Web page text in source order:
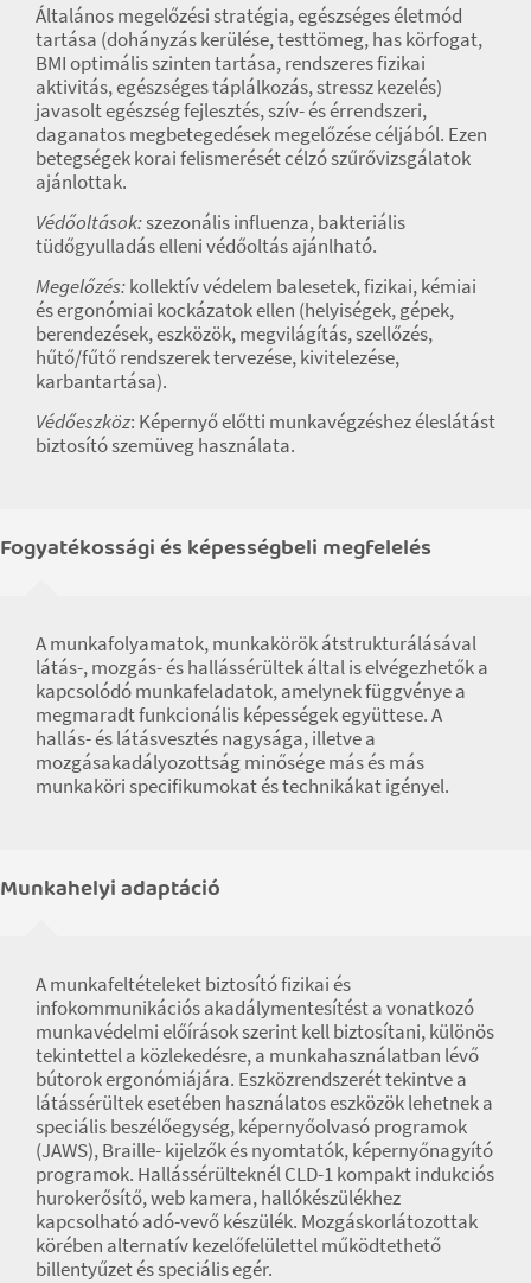
Általános megelőzési stratégia, egészséges életmód
tartása (dohányzás kerülése, testtömeg, has körfogat,
BMI optimális szinten tartása, rendszeres fizikai
aktivitás, egészséges táplálkozás, stressz kezelés)
javasolt egészség fejlesztés, szív- és érrendszeri,
daganatos megbetegedések megelőzése céljából. Ezen
betegségek korai felismerését célzó szűrővizsgálatok
ajánlottak.
Védőoltások:szezonális influenza, bakteriális
tüdőgyulladás elleni védőoltás ajánlható.
Megelőzés:kollektív védelem balesetek, fizikai, kémiai
és ergonómiai kockázatok ellen (helyiségek, gépek,
berendezések, eszközök, megvilágítás, szellőzés,
hűtő/fűtő rendszerek tervezése, kivitelezése,
karbantartása).
Védőeszköz: Képernyő előtti munkavégzéshez éleslátást
biztosító szemüveg használata.
Fogyatékossági és képességbeli megfelelés
A munkafolyamatok, munkakörök átstrukturálásával
látás-, mozgás- és hallássérültek által is elvégezhetők a
kapcsolódó munkafeladatok, amelynek függvénye a
megmaradt funkcionális képességek együttese. A
hallás- és látásvesztés nagysága, illetve a
mozgásakadályozottság minősége más és más
munkaköri specifikumokat és technikákat igényel.
Munkahelyi adaptáció
A munkafeltételeket biztosító fizikai és
infokommunikációs akadálymentesítést a vonatkozó
munkavédelmi előírások szerint kell biztosítani, különös
tekintettel a közlekedésre, a munkahasználatban lévő
bútorok ergonómiájára. Eszközrendszerét tekintve a
látássérültek esetében használatos eszközök lehetnek a
speciális beszélőegység, képernyőolvasó programok
(JAWS), Braille- kijelzők és nyomtatók, képernyőnagyító
programok. Hallássérülteknél CLD-1 kompakt indukciós
hurokerősítő, web kamera, hallókészülékhez
kapcsolható adó-vevő készülék. Mozgáskorlátozottak
körében alternatív kezelőfelülettel működtethető
billentyűzet és speciális egér.